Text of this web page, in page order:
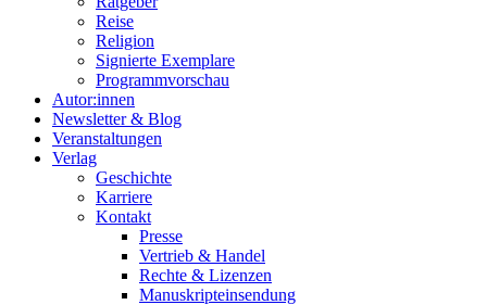
Reise
Religion
Signierte Exemplare
Programmvorschau
Autor:innen
Newsletter & Blog
Veranstaltungen
Verlag
Geschichte
Karriere
Kontakt
Presse
Vertrieb & Handel
Rechte & Lizenzen
Manuskripteinsendung